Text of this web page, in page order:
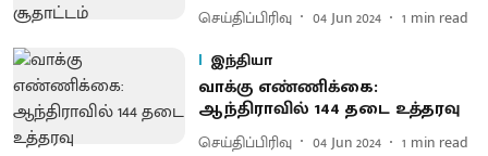
செய்திப்பிரிவு 04 Jun 2024 1 min read
இந்தியா
வாக்கு எண்ணிக்கை:
ஆந்திராவில் 144 தடை உத்தரவு
செய்திப்பிரிவு 04 Jun 2024 1 min read